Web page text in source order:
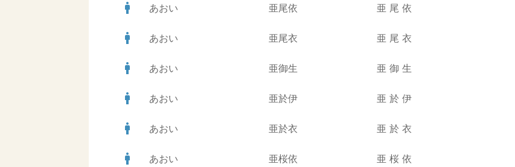
man あおい 亜尾依 亜 尾 依
man あおい 亜尾衣 亜 尾 衣
man あおい 亜御生 亜 御 生
man あおい 亜於伊 亜 於 伊
man あおい 亜於衣 亜 於 衣
man あおい 亜桜依 亜 桜 依